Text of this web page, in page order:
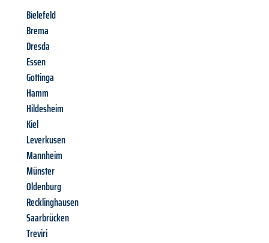
Bielefeld
Brema
Dresda
Essen
Gottinga
Hamm
Hildesheim
Kiel
Leverkusen
Mannheim
Münster
Oldenburg
Recklinghausen
Saarbrücken
Treviri